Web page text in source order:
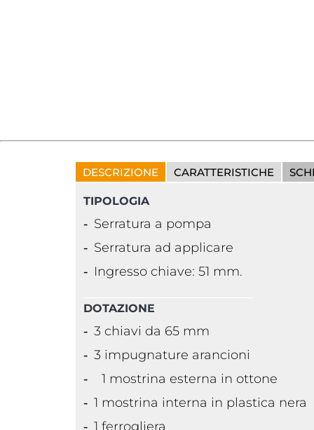
DESCRIZIONE CARATTERISTICHE
TIPOLOGIA
Serratura a pompa
Serratura ad applicare
Ingresso chiave: 51 mm.
DOTAZIONE
3 chiavi da 65 mm
3 impugnature arancioni
1 mostrina esterna in ottone
1 mostrina interna in plastica nera
1 ferrogliera